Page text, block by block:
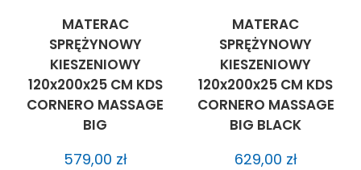
MATERAC
SPRĘŻYNOWY
KIESZENIOWY
120x200x25 CM KDS
CORNERO MASSAGE
BIG
579,00 zł
MATERAC
SPRĘŻYNOWY
KIESZENIOWY
120x200x25 CM KDS
CORNERO MASSAGE
BIG BLACK
629,00 zł